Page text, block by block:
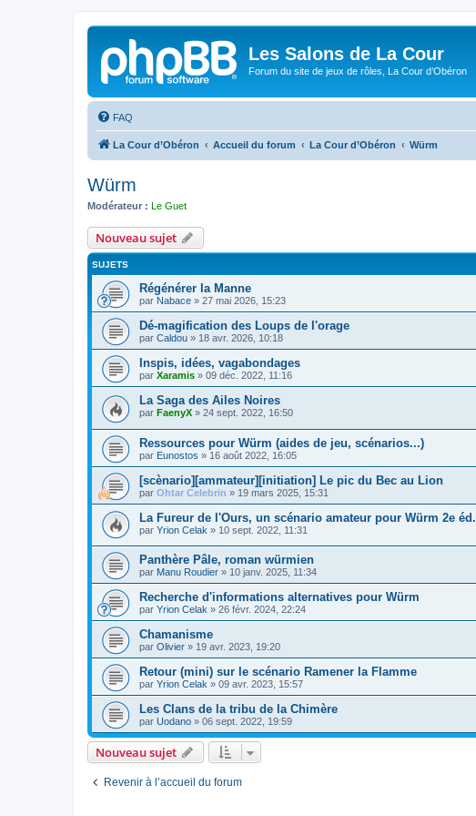
Les Salons de La Cour
Forum du site de jeux de rôles, La Cour d’Obéron
FAQ
La Cour d’Obéron Accueil du forum La Cour d’Obéron Würm
Würm
Modérateur : Le Guet
Nouveau sujet
SUJETS
Régénérer la Manne
par Nabace » 27 mai 2026, 15:23
Dé-magification des Loups de l'orage
par Caldou » 18 avr. 2026, 10:18
Inspis, idées, vagabondages
par Xaramis » 09 déc. 2022, 11:16
La Saga des Ailes Noires
par FaenyX » 24 sept. 2022, 16:50
Ressources pour Würm (aides de jeu, scénarios...)
par Eunostos » 16 août 2022, 16:05
[scènario][ammateur][initiation] Le pic du Bec au Lion
par Ohtar Celebrin » 19 mars 2025, 15:31
La Fureur de l'Ours, un scénario amateur pour Würm 2e éd.
par Yrion Celak » 10 sept. 2022, 11:31
Panthère Pâle, roman würmien
par Manu Roudier » 10 janv. 2025, 11:34
Recherche d'informations alternatives pour Würm
par Yrion Celak » 26 févr. 2024, 22:24
Chamanisme
par Olivier » 19 avr. 2023, 19:20
Retour (mini) sur le scénario Ramener la Flamme
par Yrion Celak » 09 avr. 2023, 15:57
Les Clans de la tribu de la Chimère
par Uodano » 06 sept. 2022, 19:59
Nouveau sujet
Revenir à l’accueil du forum